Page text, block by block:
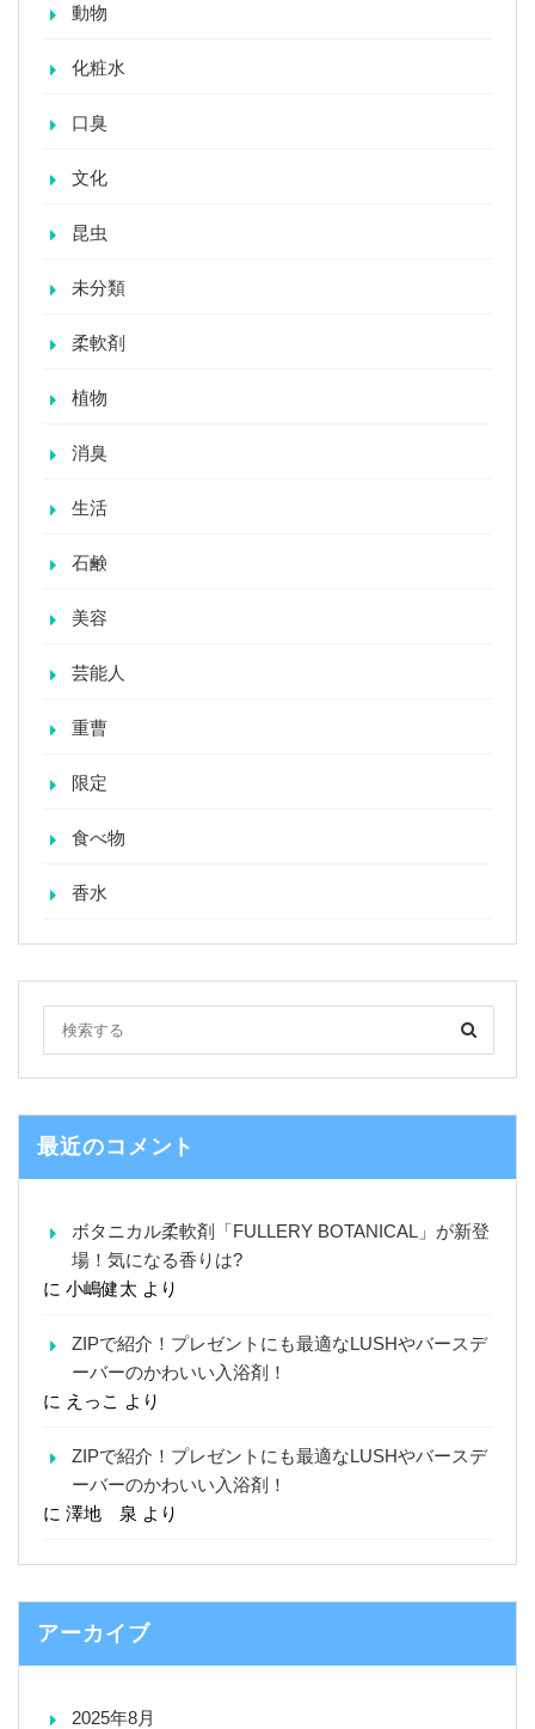
動物
化粧水
口臭
文化
昆虫
未分類
柔軟剤
植物
消臭
生活
石鹸
美容
芸能人
重曹
限定
食べ物
香水
最近のコメント
ボタニカル柔軟剤「FULLERY BOTANICAL」が新登
場！気になる香りは?
に 小嶋健太 より
ZIPで紹介！プレゼントにも最適なLUSHやバースデ
ーバーのかわいい入浴剤！
に えっこ より
ZIPで紹介！プレゼントにも最適なLUSHやバースデ
ーバーのかわいい入浴剤！
に 澤地 泉 より
アーカイブ
2025年8月